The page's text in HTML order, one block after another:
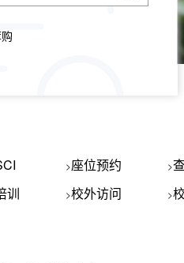
>座位预约 >
训 >校外访问 >